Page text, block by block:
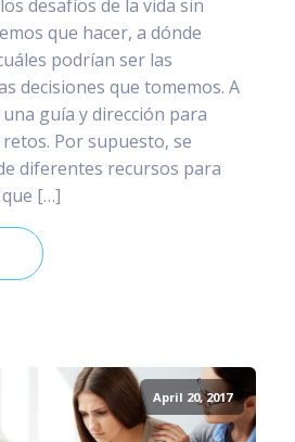
desafíos de la vida sin
que hacer, a dónde
podrían ser las
decisiones que tomemos. A
guía y dirección para
Por supuesto, se
diferentes recursos para
[…]
April 20, 2017